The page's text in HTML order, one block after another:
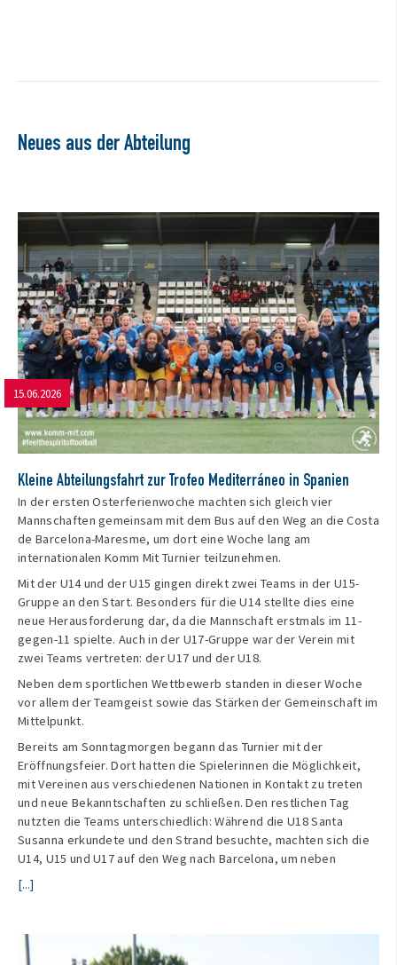
Neues aus der Abteilung
15.06.2026
Kleine Abteilungsfahrt zur Trofeo Mediterráneo in Spanien
In der ersten Osterferienwoche machten sich gleich vier
Mannschaften gemeinsam mit dem Bus auf den Weg an die Costa
de Barcelona-Maresme, um dort eine Woche lang am
internationalen Komm Mit Turnier teilzunehmen.
Mit der U14 und der U15 gingen direkt zwei Teams in der U15-
Gruppe an den Start. Besonders für die U14 stellte dies eine
neue Herausforderung dar, da die Mannschaft erstmals im 11-
gegen-11 spielte. Auch in der U17-Gruppe war der Verein mit
zwei Teams vertreten: der U17 und der U18.
Neben dem sportlichen Wettbewerb standen in dieser Woche
vor allem der Teamgeist sowie das Stärken der Gemeinschaft im
Mittelpunkt.
Bereits am Sonntagmorgen begann das Turnier mit der
Eröffnungsfeier. Dort hatten die Spielerinnen die Möglichkeit,
mit Vereinen aus verschiedenen Nationen in Kontakt zu treten
und neue Bekanntschaften zu schließen. Den restlichen Tag
nutzten die Teams unterschiedlich: Während die U18 Santa
Susanna erkundete und den Strand besuchte, machten sich die
U14, U15 und U17 auf den Weg nach Barcelona, um neben
[...]